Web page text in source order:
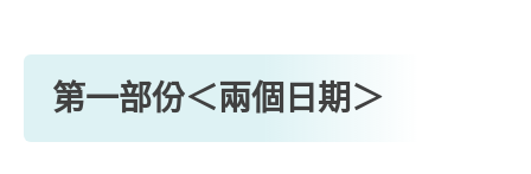
第一部份＜兩個日期＞